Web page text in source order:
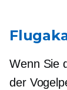
Wenn Sie
der